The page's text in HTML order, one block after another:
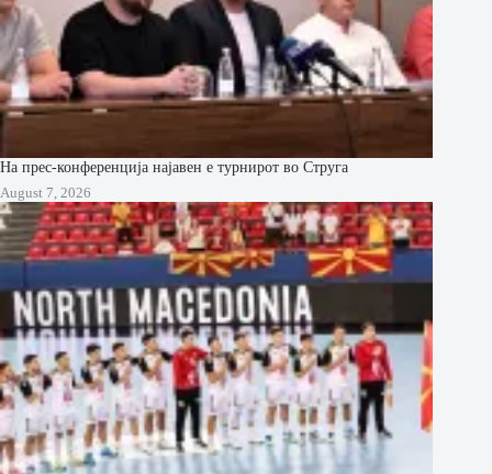
На прес-конференција најавен е турнирот во Струга
August 7, 2026